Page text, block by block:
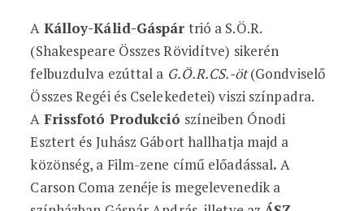
A Kálloy-Kálid-Gáspár trió a S.Ö.R.
(Shakespeare Összes Rövidítve) sikerén
felbuzdulva ezúttal a G.Ö.R.CS.-öt(Gondviselő
Összes Regéi és Cselekedetei) viszi színpadra.
A Frissfotó Produkció színeiben Ónodi
Esztert és Juhász Gábort hallhatja majd a
közönség, a Film-zene című előadással.A
Carson Coma zenéje is megelevenedik a